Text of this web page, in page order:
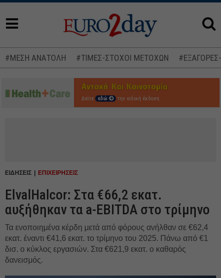
#ΜΕΣΗ ΑΝΑΤΟΛΗ #ΤΙΜΕΣ-ΣΤΟΧΟΙ ΜΕΤΟΧΩΝ
Δείτε εδώ την ειδική έκδοση
ΕΙΔΗΣΕΙΣ ΕΠΙΧΕΙΡΗΣΕΙΣ
ElvalHalcor: Στα €66,2 εκατ.
αυξήθηκαν τα a-EBITDA στο τρίμηνο
Τα ενοποιημένα κέρδη μετά από φόρους ανήλθαν σε €62,4
εκατ. έναντι €41,6 εκατ. το τρίμηνο του 2025. Πάνω από €1
δισ. ο κύκλος εργασιών. Στα €621,9 εκατ. ο καθαρός
δανεισμός.